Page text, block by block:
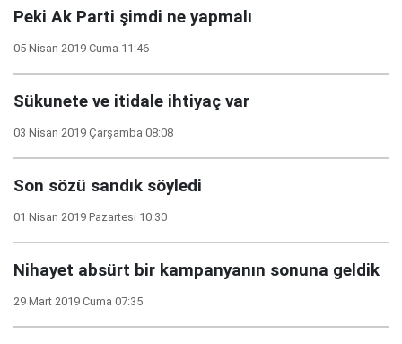
Peki Ak Parti şimdi ne yapmalı
05 Nisan 2019 Cuma 11:46
Sükunete ve itidale ihtiyaç var
03 Nisan 2019 Çarşamba 08:08
Son sözü sandık söyledi
01 Nisan 2019 Pazartesi 10:30
Nihayet absürt bir kampanyanın sonuna geldik
29 Mart 2019 Cuma 07:35